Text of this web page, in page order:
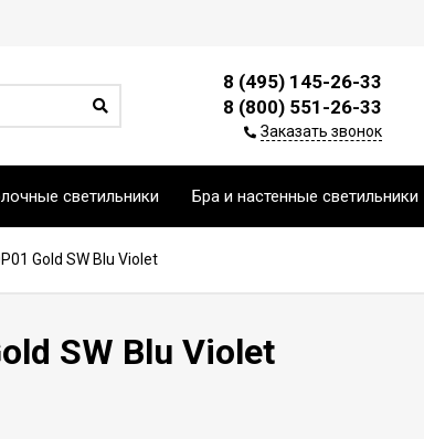
8 (495) 145-26-33
8 (800) 551-26-33
Заказать звонок
светильники Бра и настенные светильники
Gold SW Blu Violet
SW Blu Violet